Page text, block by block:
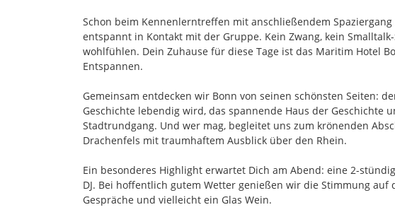
Schon beim Kennenlerntreffen mit anschließendem
entspannt in Kontakt mit der Gruppe. Kein Zwang, kein
wohlfühlen. Dein Zuhause für diese Tage ist das Maritim Hotel
Entspannen.
Gemeinsam entdecken wir Bonn von seinen schönsten Seiten:
Geschichte lebendig wird, das spannende Haus der Geschichte
Stadtrundgang. Und wer mag, begleitet uns zum krönenden
Drachenfels mit traumhaftem Ausblick über den Rhein.
Ein besonderes Highlight erwartet Dich am Abend: eine 2-
DJ. Bei hoffentlich gutem Wetter genießen wir die Stimmung auf
Gespräche und vielleicht ein Glas Wein.